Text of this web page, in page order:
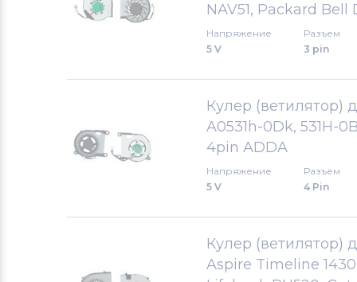
Вентиляторы (кулеры)Fujitsu
Вентиляторы (кулеры)Sony
Вентиляторы (кулеры)Fujitsu-
Siemens
Вентиляторы (кулеры)KFTYR
NAV51, Packard Bell
Напряжение
5 V
Разъем
3 pin
Кулер (ветилятор)
A0531h-0Dk, 531H-
4pin ADDA
Напряжение
5 V
Разъем
4 Pin
Кулер (ветилятор)
Aspire Timeline 1430,